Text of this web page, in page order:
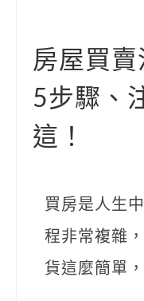
房屋買賣
5步驟、
這！
買房是人生
程非常複雜
貨這麼簡單